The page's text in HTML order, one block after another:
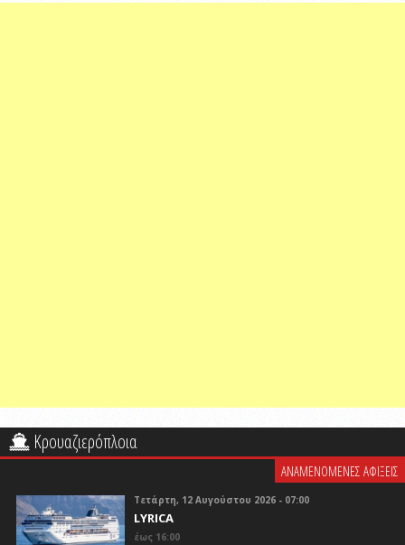
Κρουαζιερόπλοια
ΑΝΑΜΕΝΟΜΕΝΕΣ ΑΦΙΞΕΙΣ
Τετάρτη, 12 Αυγούστου 2026 - 07:00
LYRICA
έως 16:00